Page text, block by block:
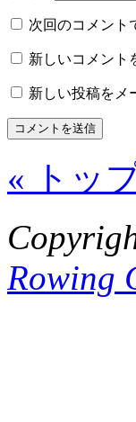
次回のコメント
新しいコメント
新しい投稿をメ
« トッ
Rowing